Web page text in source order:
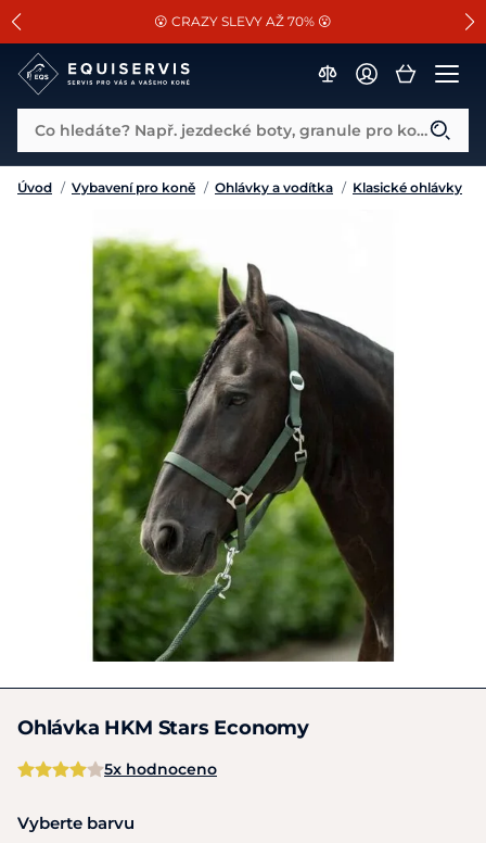
SLEVA 13% na vše od Cassini!
😮 CRAZY SLEVY AŽ 70% 😮
📐Pasování a doplňky k vybraným sedlům ZDARMA 🐴
Co hledáte? Např. jezdecké boty, granule pro koně...
Úvod / Vybavení pro koně / Ohlávky a vodítka / Klasické ohlávky
Ohlávka HKM Stars Economy
5x hodnoceno
Vyberte barvu